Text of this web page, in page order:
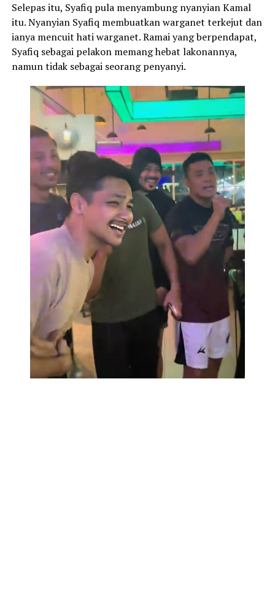
Selepas itu, Syafiq pula menyambung nyanyian Kamal
itu. Nyanyian Syafiq membuatkan warganet terkejut dan
ianya mencuit hati warganet. Ramai yang berpendapat,
Syafiq sebagai pelakon memang hebat lakonannya,
namun tidak sebagai seorang penyanyi.